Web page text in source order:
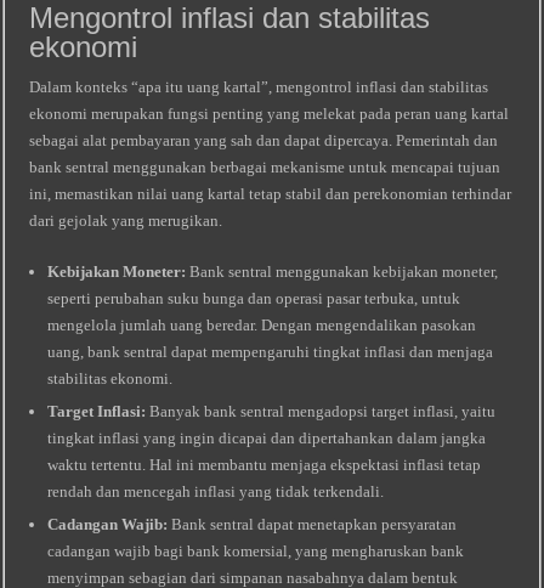
Mengontrol inflasi dan stabilitas
ekonomi
Dalam konteks “apa itu uang kartal”, mengontrol inflasi dan stabilitas
ekonomi merupakan fungsi penting yang melekat pada peran uang kartal
sebagai alat pembayaran yang sah dan dapat dipercaya. Pemerintah dan
bank sentral menggunakan berbagai mekanisme untuk mencapai tujuan
ini, memastikan nilai uang kartal tetap stabil dan perekonomian terhindar
dari gejolak yang merugikan.
Kebijakan Moneter: Bank sentral menggunakan kebijakan moneter,
seperti perubahan suku bunga dan operasi pasar terbuka, untuk
mengelola jumlah uang beredar. Dengan mengendalikan pasokan
uang, bank sentral dapat mempengaruhi tingkat inflasi dan menjaga
stabilitas ekonomi.
Target Inflasi: Banyak bank sentral mengadopsi target inflasi, yaitu
tingkat inflasi yang ingin dicapai dan dipertahankan dalam jangka
waktu tertentu. Hal ini membantu menjaga ekspektasi inflasi tetap
rendah dan mencegah inflasi yang tidak terkendali.
Cadangan Wajib: Bank sentral dapat menetapkan persyaratan
cadangan wajib bagi bank komersial, yang mengharuskan bank
menyimpan sebagian dari simpanan nasabahnya dalam bentuk